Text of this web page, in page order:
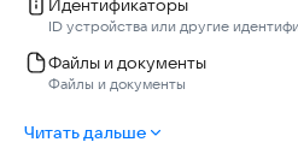
Идентификаторы
ID устройства или другие
Файлы и документы
Файлы и документы
Читать дальше